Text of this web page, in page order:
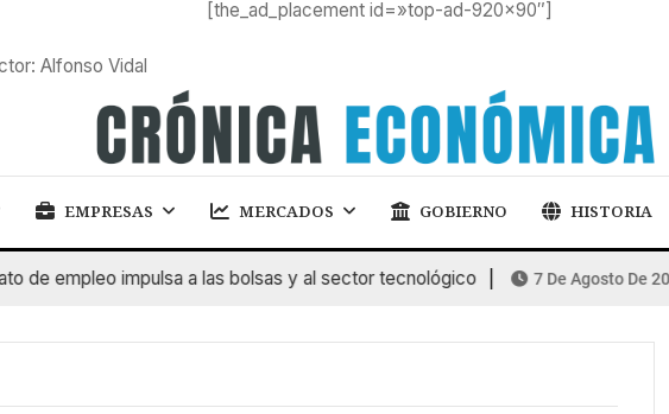
[the_ad_placement id=»top-ad-920×90″]
Alfonso Vidal
EMPRESAS MERCADOS GOBIERNO HISTORIA
de empleo impulsa a las bolsas y al sector tecnológico 7 De Agosto De 2026